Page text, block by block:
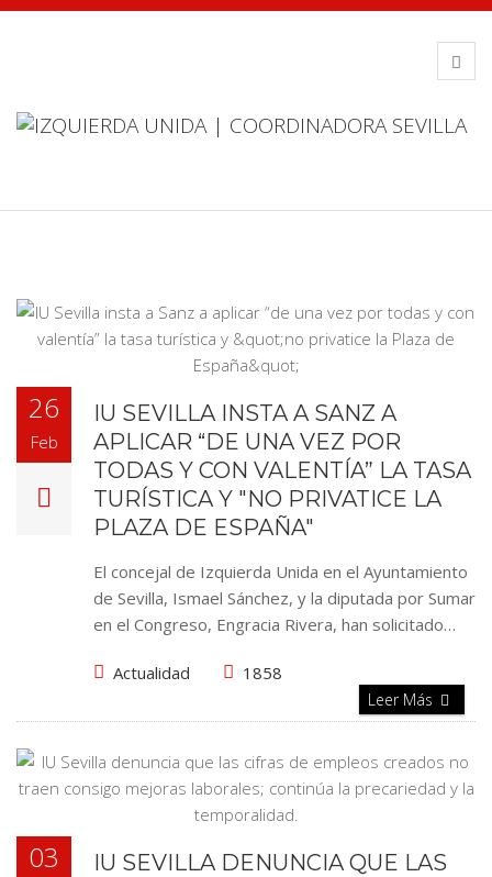
26
Feb
IU SEVILLA INSTA A SANZ A
APLICAR “DE UNA VEZ POR
TODAS Y CON VALENTÍA” LA TASA
TURÍSTICA Y "NO PRIVATICE LA
PLAZA DE ESPAÑA"
El concejal de Izquierda Unida en el Ayuntamiento
de Sevilla, Ismael Sánchez, y la diputada por Sumar
en el Congreso, Engracia Rivera, han solicitado…
Actualidad 1858
Leer Más
03
IU SEVILLA DENUNCIA QUE LAS